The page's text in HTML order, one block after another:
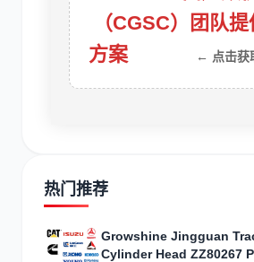
（CGSC）团队
方案
热门推荐
Growshine Jingguan
Cylinder Head ZZ80267